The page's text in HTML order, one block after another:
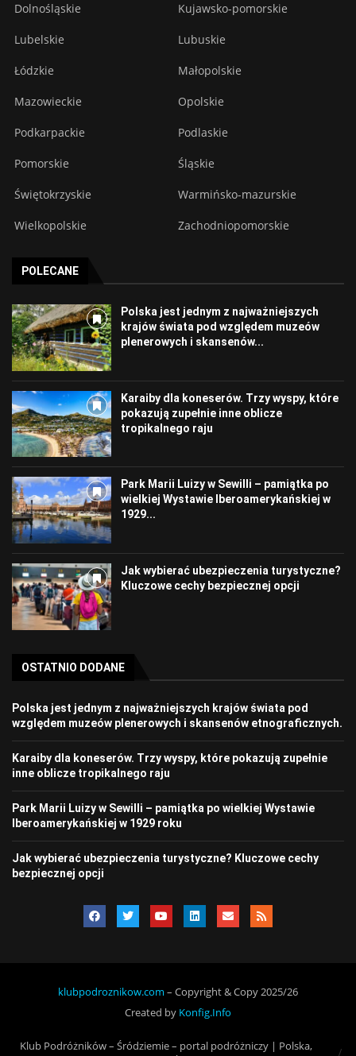
Dolnośląskie Kujawsko-pomorskie
Lubelskie Lubuskie
Łódzkie Małopolskie
Mazowieckie Opolskie
Podkarpackie Podlaskie
Pomorskie Śląskie
Świętokrzyskie Warmińsko-mazurskie
Wielkopolskie Zachodniopomorskie
POLECANE
Polska jest jednym z najważniejszych
krajów świata pod względem muzeów
plenerowych i skansenów...
Karaiby dla koneserów. Trzy wyspy, które
pokazują zupełnie inne oblicze
tropikalnego raju
Park Marii Luizy w Sewilli – pamiątka po
wielkiej Wystawie Iberoamerykańskiej w
1929...
Jak wybierać ubezpieczenia turystyczne?
Kluczowe cechy bezpiecznej opcji
OSTATNIO DODANE
Polska jest jednym z najważniejszych krajów świata pod
względem muzeów plenerowych i skansenów etnograficznych.
Karaiby dla koneserów. Trzy wyspy, które pokazują zupełnie
inne oblicze tropikalnego raju
Park Marii Luizy w Sewilli – pamiątka po wielkiej Wystawie
Iberoamerykańskiej w 1929 roku
Jak wybierać ubezpieczenia turystyczne? Kluczowe cechy
bezpiecznej opcji
klubpodroznikow.com – Copyright & Copy 2025/26
Created by Konfig.Info
Klub Podróżników – Śródziemie – portal podróżniczy | Polska,